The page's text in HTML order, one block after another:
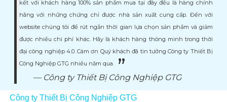
kết với khách hàng 100% sản phẩm mua tại đây đều là hàng chính
hãng với những chứng chỉ được nhà sản xuất cung cấp. Đến với
website chúng tôi để rút ngắn thời gian lựa chọn sản phẩm và giảm
được nhiều chi phí khác. Hãy là khách hàng thông minh trong thời
đại công nghiệp 4.0. Cám ơn Quý khách đã tin tưởng Công ty Thiết Bị
Công Nghiệp GTG nhiều năm qua.
Công ty Thiết Bị Công Nghiệp GTG
Công ty Thiết Bị Công Nghiệp GTG